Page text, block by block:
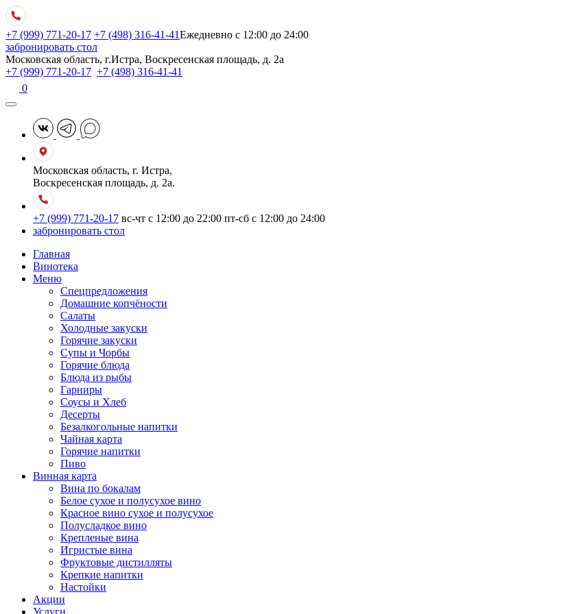
+7 (999) 771-20-17 +7 (498) 316-41-41Ежедневно с 12:00 до 24:00
забронировать стол
Московская область, г.Истра, Воскресенская площадь, д. 2а
+7 (999) 771-20-17 ,+7 (498) 316-41-41
0
Московская область, г. Истра,
Воскресенская площадь, д. 2а.
+7 (999) 771-20-17 вс-чт с 12:00 до 22:00 пт-сб с 12:00 до 24:00
забронировать стол
Главная
Винотека
Меню
Спецпредложения
Домашние копчёности
Салаты
Холодные закуски
Горячие закуски
Супы и Чорбы
Горячие блюда
Блюда из рыбы
Гарниры
Соусы и Хлеб
Десерты
Безалкогольные напитки
Чайная карта
Горячие напитки
Пиво
Винная карта
Вина по бокалам
Белое сухое и полусухое вино
Красное вино сухое и полусухое
Полусладкое вино
Крепленые вина
Игристые вина
Фруктовые дистилляты
Крепкие напитки
Настойки
Акции
Услуги